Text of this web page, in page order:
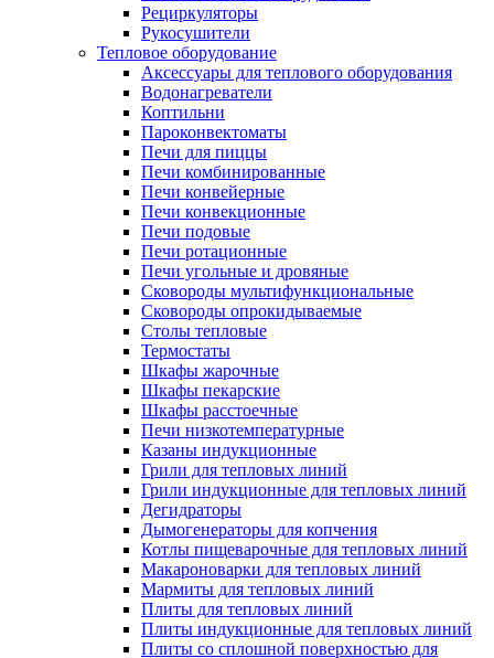
Рециркуляторы
Рукосушители
Тепловое оборудование
Аксессуары для теплового оборудования
Водонагреватели
Коптильни
Пароконвектоматы
Печи для пиццы
Печи комбинированные
Печи конвейерные
Печи конвекционные
Печи подовые
Печи ротационные
Печи угольные и дровяные
Сковороды мультифункциональные
Сковороды опрокидываемые
Столы тепловые
Термостаты
Шкафы жарочные
Шкафы пекарские
Шкафы расстоечные
Печи низкотемпературные
Казаны индукционные
Грили для тепловых линий
Грили индукционные для тепловых линий
Дегидраторы
Дымогенераторы для копчения
Котлы пищеварочные для тепловых линий
Макароноварки для тепловых линий
Мармиты для тепловых линий
Плиты для тепловых линий
Плиты индукционные для тепловых линий
Плиты со сплошной поверхностью для